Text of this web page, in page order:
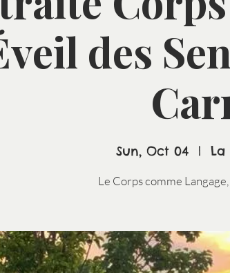
des
Sun, Oct 04
  |
La
Le Corps comme